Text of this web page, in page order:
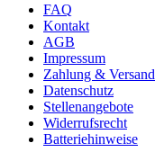
FAQ
Kontakt
AGB
Impressum
Zahlung & Versand
Datenschutz
Stellenangebote
Widerrufsrecht
Batteriehinweise